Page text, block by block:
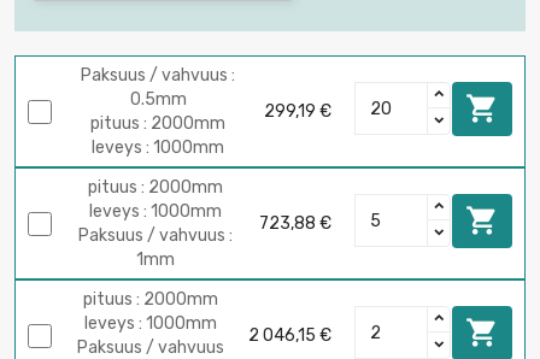
Paksuus / vahvuus :
0.5mm
pituus : 2000mm
leveys : 1000mm
299,19 € 
pituus : 2000mm
leveys : 1000mm
Paksuus / vahvuus :
1mm
723,88 € 
pituus : 2000mm
leveys : 1000mm
Paksuus / vahvuus
2 046,15 € 